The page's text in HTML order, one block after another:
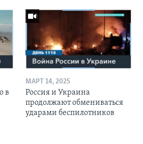
в
МАРТ 14, 2025
Россия и Украина
продолжают обмениваться
ударами беспилотников